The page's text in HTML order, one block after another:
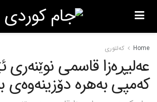
Home کەلتوری
عەلیڕەزا قاسمی نوێنەری
کەمپی بەهرە دۆزینەوەی